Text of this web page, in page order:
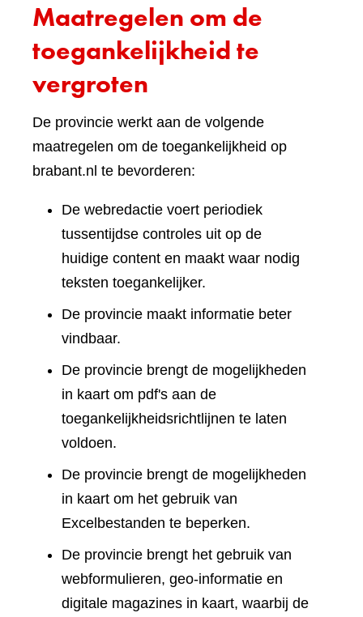
Maatregelen om de
toegankelijkheid te
vergroten
De provincie werkt aan de volgende
maatregelen om de toegankelijkheid op
brabant.nl te bevorderen:
De webredactie voert periodiek
tussentijdse controles uit op de
huidige content en maakt waar nodig
teksten toegankelijker.
De provincie maakt informatie beter
vindbaar.
De provincie brengt de mogelijkheden
in kaart om pdf's aan de
toegankelijkheidsrichtlijnen te laten
voldoen.
De provincie brengt de mogelijkheden
in kaart om het gebruik van
Excelbestanden te beperken.
De provincie brengt het gebruik van
webformulieren, geo-informatie en
digitale magazines in kaart, waarbij de